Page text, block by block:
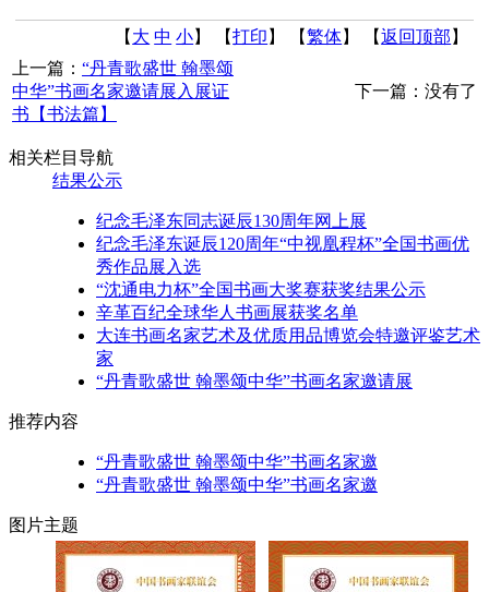
【 大 中 小】 【打印 】 【繁体】 【返回顶部 】
上一篇： “丹青歌盛世 翰墨颂
中华”书画名家邀请展入展证
书【书法篇】
下一篇：没有了
相关栏目导航
结果公示
纪念毛泽东同志诞辰130周年网上展
纪念毛泽东诞辰120周年“中视凰程杯”全国书画优
秀作品展入选
“沈通电力杯”全国书画大奖赛获奖结果公示
辛革百纪全球华人书画展获奖名单
大连书画名家艺术及优质用品博览会特邀评鉴艺术
家
“丹青歌盛世 翰墨颂中华”书画名家邀请展
推荐内容
“丹青歌盛世 翰墨颂中华”书画名家邀
“丹青歌盛世 翰墨颂中华”书画名家邀
图片主题